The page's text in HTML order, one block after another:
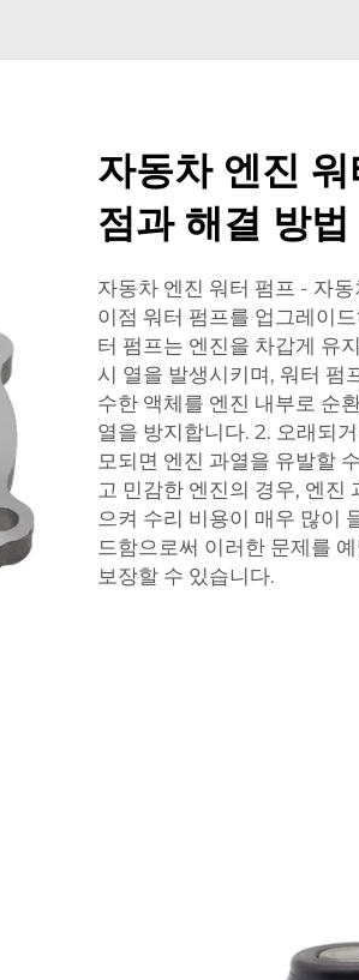
자동차 엔진
점과 해결 방법
자동차 엔진 워터 펌프 - 자
이점 워터 펌프를 업그레이
터 펌프는 엔진을 차갑게 유
시 열을 발생시키며, 워터 펌
수한 액체를 엔진 내부로 순
열을 방지합니다. 2. 오래되
모되면 엔진 과열을 유발할
고 민감한 엔진의 경우, 엔진
으켜 수리 비용이 매우 많이
드함으로써 이러한 문제를
보장할 수 있습니다.